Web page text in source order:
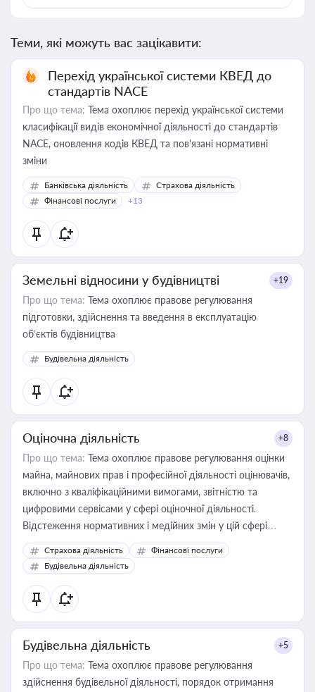
Теми, які можуть вас зацікавити:
Перехід української системи КВЕД до
стандартів NACE
Про що тема: Тема охоплює перехід української системи
класифікації видів економічної діяльності до стандартів
NACE, оновлення кодів КВЕД та пов'язані нормативні
зміни
Банківська діяльність
Страхова діяльність
Фінансові послуги
+13
Земельні відносини у будівництві +19
Про що тема: Тема охоплює правове регулювання
підготовки, здійснення та введення в експлуатацію
об’єктів будівництва
Будівельна діяльність
Оціночна діяльність +8
Про що тема: Тема охоплює правове регулювання оцінки
майна, майнових прав і професійної діяльності оцінювачів,
включно з кваліфікаційними вимогами, звітністю та
цифровими сервісами у сфері оціночної діяльності.
Відстеження нормативних і медійних змін у цій сфері
корисне для власника бізнесу, керівника, юриста або
бухгалтера під час оподаткування, приватизації, оренди
державного майна, корпоративних угод і перевірки
статусу суб'єктів оціночної діяльності
Страхова діяльність
Фінансові послуги
Будівельна діяльність
Будівельна діяльність +5
Про що тема: Тема охоплює правове регулювання
здійснення будівельної діяльності, порядок отримання